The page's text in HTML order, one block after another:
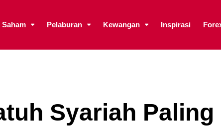
Saham Pelaburan Kewangan Inspirasi
Syariah Paling